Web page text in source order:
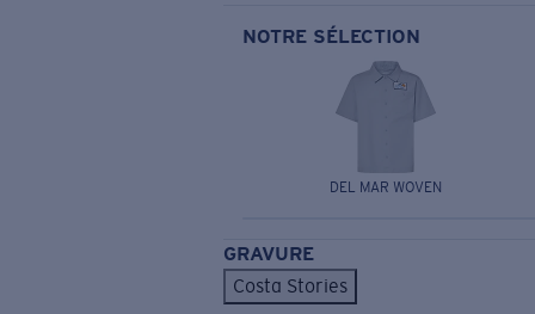
NOTRE SÉLECTION
DEL MAR WOVEN
GRAVURE
Costa Stories